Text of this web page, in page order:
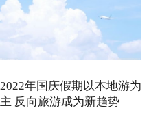
2022年国庆假期以本地游为
主 反向旅游成为新趋势